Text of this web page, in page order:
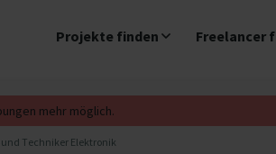
Projekte finden Freelancer
mehr möglich.
Techniker Elektronik